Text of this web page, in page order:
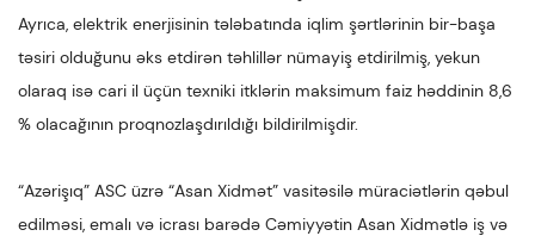
Ayrıca, elektrik enerjisinin tələbatında iqlim şərtlərinin bir-başa
təsiri olduğunu əks etdirən təhlillər nümayiş etdirilmiş, yekun
olaraq isə cari il üçün texniki itklərin maksimum faiz həddinin 8,6
% olacağının proqnozlaşdırıldığı bildirilmişdir.
“Azərişıq” ASC üzrə “Asan Xidmət” vasitəsilə müraciətlərin qəbul
edilməsi, emalı və icrası barədə Cəmiyyətin Asan Xidmətlə iş və